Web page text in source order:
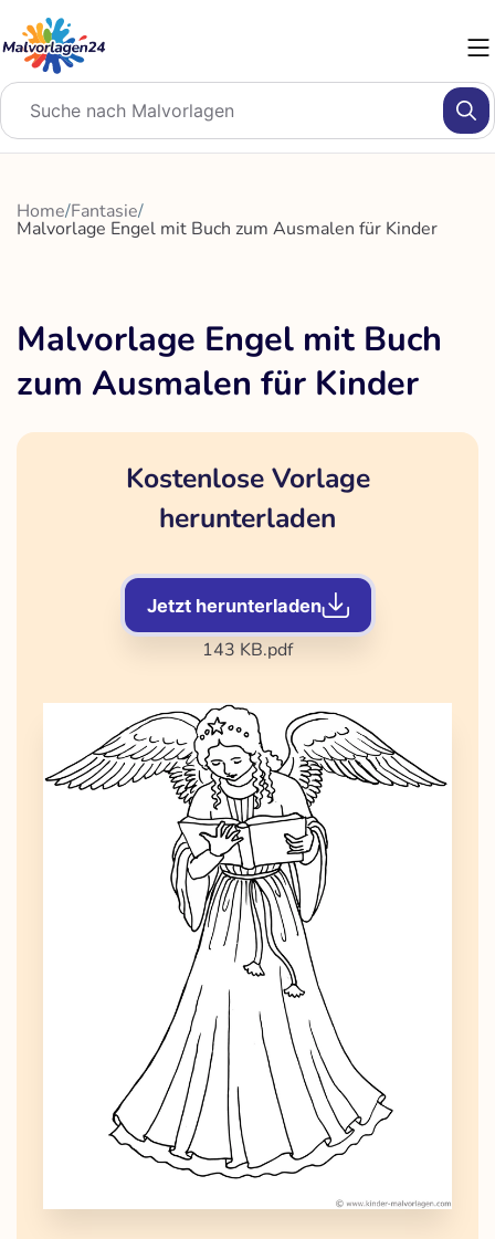
Inhalt
springen
Home/Fantasie/
Malvorlage Engel mit Buch zum Ausmalen für Kinder
Malvorlage Engel mit Buch
zum Ausmalen für Kinder
Kostenlose Vorlage
herunterladen
Jetzt herunterladen
143 KB.pdf